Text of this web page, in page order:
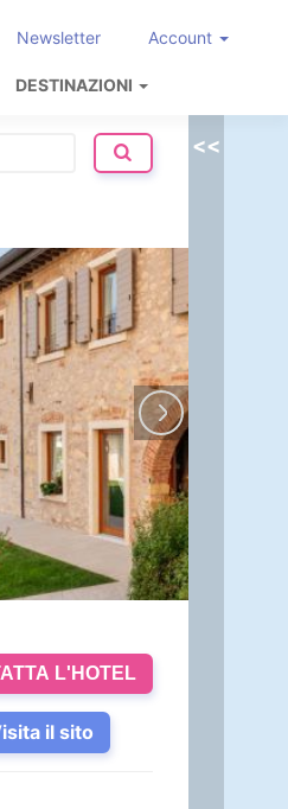
Newsletter Account
DESTINAZIONI
L'HOTEL
il sito
<<